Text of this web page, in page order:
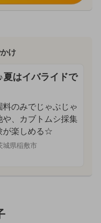
け
夏はイバライドで
料のみでじゃぶじゃ
や、カブトムシ採集
が楽しめる☆
城県稲敷市